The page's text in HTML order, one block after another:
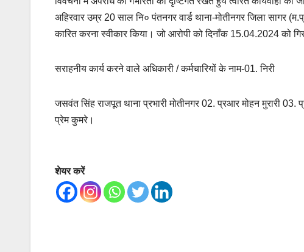
अहिरवार उम्र 20 साल नि० पंतनगर वार्ड थाना-मोतीनगर जिला सागर
कारित करना स्वीकार किया। जो आरोपी को दिनाँक 15.04.2024 को
सराहनीय कार्य करने वाले अधिकारी / कर्मचारियों के नाम-01. निरी
जसवंत सिंह राजपूत थाना प्रभारी मोतीनगर 02. प्रआर मोहन मुरारी
प्रेम कुमरे।
शेयर करें